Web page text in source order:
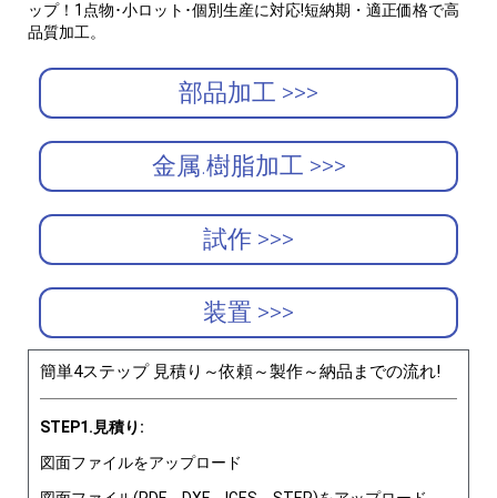
ップ！1点物･小ロット･個別生産に対応!短納期・適正価格で高
品質加工。
部品加工 >>>
金属.樹脂加工 >>>
試作 >>>
装置 >>>
簡単4ステップ 見積り～依頼～製作～納品までの流れ!
STEP1.見積り:
図面ファイルをアップロード